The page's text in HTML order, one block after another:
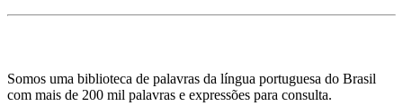
Somos uma biblioteca de palavras da língua portuguesa do Brasil
com mais de 200 mil palavras e expressões para consulta.